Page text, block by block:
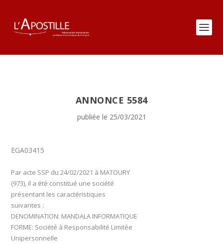
ANNONCE 5584
publiée le 25/03/2021
EGA03415
Par acte SSP du 24/02/2021 à MATOURY
(973), il a été constitué une société
présentant les caractéristiques
suivantes :
DENOMINATION: MANDALA INFORMATIQUE
FORME: Société à Responsabilité Limitée
Unipersonnelle